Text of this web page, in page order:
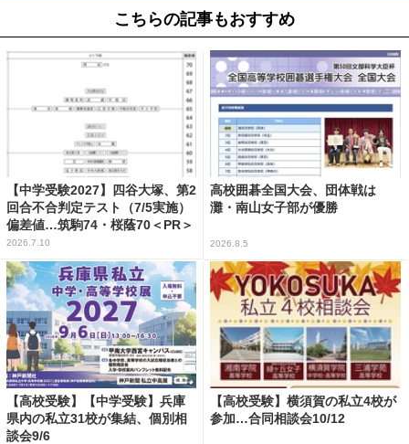
こちらの記事もおすすめ
【中学受験2027】四谷大塚、第2
回合不合判定テスト（7/5実施）
偏差値…筑駒74・桜蔭70＜PR＞
2026.7.10
高校囲碁全国大会、団体戦は
灘・南山女子部が優勝
2026.8.5
【高校受験】【中学受験】兵庫
県内の私立31校が集結、個別相
談会9/6
【高校受験】横須賀の私立4校が
参加…合同相談会10/12